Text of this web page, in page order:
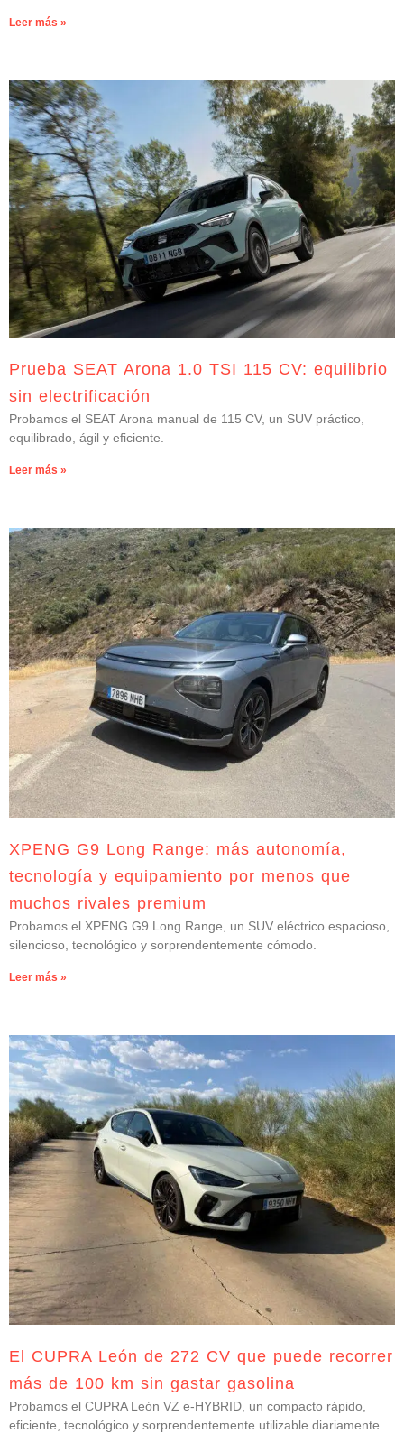
Leer más »
Prueba SEAT Arona 1.0 TSI 115 CV: equilibrio
sin electrificación
Probamos el SEAT Arona manual de 115 CV, un SUV práctico,
equilibrado, ágil y eficiente.
Leer más »
XPENG G9 Long Range: más autonomía,
tecnología y equipamiento por menos que
muchos rivales premium
Probamos el XPENG G9 Long Range, un SUV eléctrico espacioso,
silencioso, tecnológico y sorprendentemente cómodo.
Leer más »
El CUPRA León de 272 CV que puede recorrer
más de 100 km sin gastar gasolina
Probamos el CUPRA León VZ e-HYBRID, un compacto rápido,
eficiente, tecnológico y sorprendentemente utilizable diariamente.